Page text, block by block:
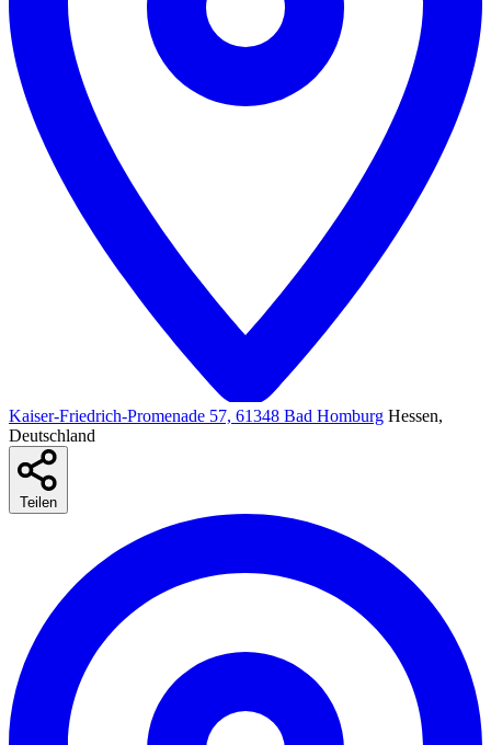
Kaiser-Friedrich-Promenade 57, 61348 Bad Homburg Hessen,
Deutschland
Teilen